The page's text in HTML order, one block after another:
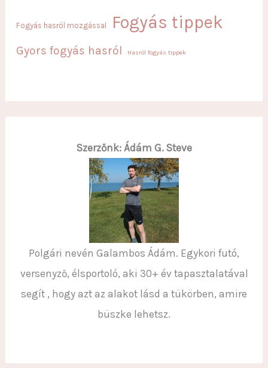
Fogyás hasról mozgással Fogyás tippek
Gyors fogyás hasról Hasról fogyás tippek
Szerzőnk: Ádám G. Steve
Polgári nevén Galambos Ádám. Egykori futó,
versenyző, élsportoló, aki 30+ év tapasztalatával
segít , hogy azt az alakot lásd a tükörben, amire
büszke lehetsz.